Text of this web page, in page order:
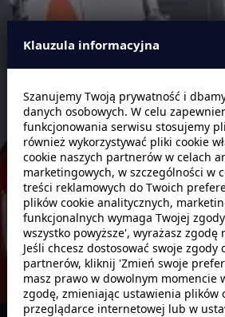
Data odbioru
Data zwrotu
Szukaj
zwróć w innym miejscu
Klauzula informacyjna
Szanujemy Twoją prywatność i
danych osobowych. W celu
funkcjonowania serwisu stosujemy
również wykorzystywać pliki cookie
cookie naszych partnerów w celach
marketingowych, w szczególności w
treści reklamowych do Twoich
plików cookie analitycznych,
funkcjonalnych wymaga Twojej
wszystko powyższe', wyrażasz zgodę
Jeśli chcesz dostosować swoje zgody
partnerów, kliknij 'Zmień swoje
masz prawo w dowolnym momencie
zgodę, zmieniając ustawienia plików
przeglądarce internetowej lub w